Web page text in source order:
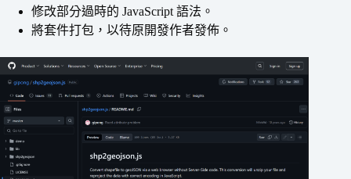
修改部分過時的 JavaScript 語法。
將套件打包，以待原開發作者發佈。